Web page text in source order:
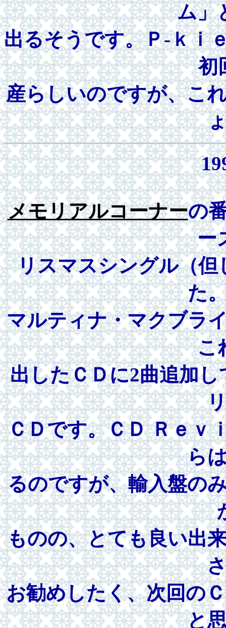
ム」
出るそうです。Ｐ-ｋｉ
初
産らしいのですが、こ
メモリアルコーナーの
ー
リスマスシングル（
た
マルティナ・マクブラ
こ
出したＣＤに2曲追加
ＣＤです。ＣＤ Ｒｅｖ
ら
るのですが、輸入盤の
ものの、とても良い出
お勧めしたく、次回の
と